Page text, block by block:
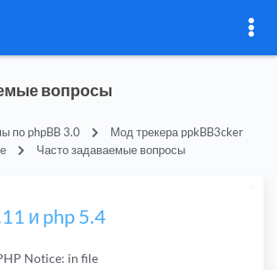
вопросы
по phpBB 3.0
Мод трекера ppkBB3cker
Часто задаваемые вопросы
и php 5.4
Notice: in file